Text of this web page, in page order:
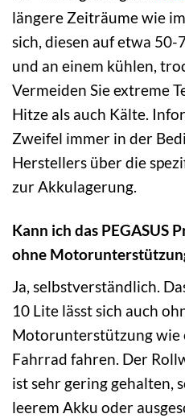
längere Zeiträume wie
sich, diesen auf etwa
und an einem kühlen,
Vermeiden Sie extreme
Hitze als auch Kälte.
Zweifel immer in der
Herstellers über die
zur Akkulagerung.
Kann ich das PEGASUS
ohne
Ja, selbstverständlich.
10 Lite lässt sich auch
Motorunterstützung wie
Fahrrad fahren. Der
ist sehr gering gehalten,
leerem Akku oder